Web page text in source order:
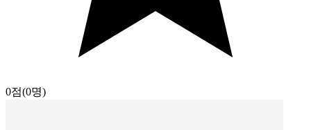
0점(0명)